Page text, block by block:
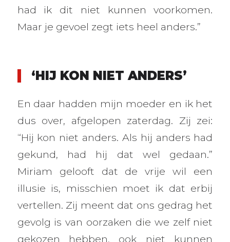
had ik dit niet kunnen voorkomen.
Maar je gevoel zegt iets heel anders.”
‘HIJ KON NIET ANDERS’
En daar hadden mijn moeder en ik het
dus over, afgelopen zaterdag. Zij zei:
“Hij kon niet anders. Als hij anders had
gekund, had hij dat wel gedaan.”
Miriam gelooft dat de vrije wil een
illusie is, misschien moet ik dat erbij
vertellen. Zij meent dat ons gedrag het
gevolg is van oorzaken die we zelf niet
gekozen hebben, ook niet kunnen